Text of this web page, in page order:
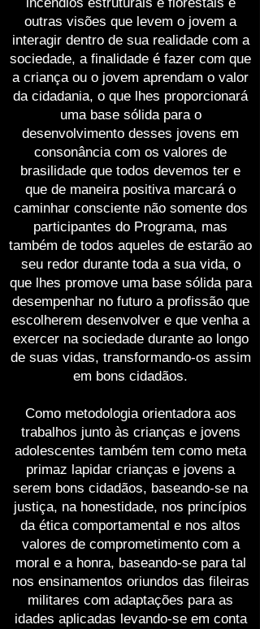
outras visões que levem o jovem a
interagir dentro de sua realidade com a
sociedade, a finalidade é fazer com que
a criança ou o jovem aprendam o valor
da cidadania, o que lhes proporcionará
uma base sólida para o
desenvolvimento desses jovens em
consonância com os valores de
brasilidade que todos devemos ter e
que de maneira positiva marcará o
caminhar consciente não somente dos
participantes do Programa, mas
também de todos aqueles de estarão ao
seu redor durante toda a sua vida, o
que lhes promove uma base sólida para
desempenhar no futuro a profissão que
escolherem desenvolver e que venha a
exercer na sociedade durante ao longo
de suas vidas, transformando-os assim
em bons cidadãos.
Como metodologia orientadora aos
trabalhos junto às crianças e jovens
adolescentes também tem como meta
primaz lapidar crianças e jovens a
serem bons cidadãos, baseando-se na
justiça, na honestidade, nos princípios
da ética comportamental e nos altos
valores de comprometimento com a
moral e a honra, baseando-se para tal
nos ensinamentos oriundos das fileiras
militares com adaptações para as
idades aplicadas levando-se em conta